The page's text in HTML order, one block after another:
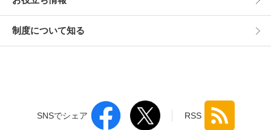
制度について知る
SNSでシェア RSS